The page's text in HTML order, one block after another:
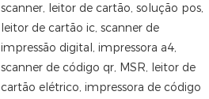
scanner, leitor de cartão, solução pos,
leitor de cartão ic, scanner de
impressão digital, impressora a4,
scanner de código qr, MSR, leitor de
cartão elétrico, impressora de código